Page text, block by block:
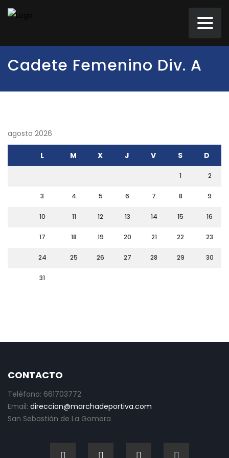
Cadete Femenino Div. A
agosto 2026
L M X J V S D
1 2
3 4 5 6 7 8 9
10 11 12 13 14 15 16
17 18 19 20 21 22 23
24 25 26 27 28 29 30
31
CONTACTO
Teléfono: 661703772
Email: direccion@marchadeportiva.com
San Sebastián de La Gomera